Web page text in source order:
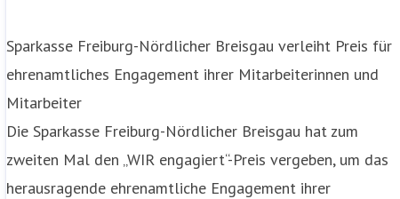
Sparkasse Freiburg-Nördlicher Breisgau verleiht Preis für
ehrenamtliches Engagement ihrer Mitarbeiterinnen und
Mitarbeiter
Die Sparkasse Freiburg-Nördlicher Breisgau hat zum
zweiten Mal den „WIR engagiert“-Preis vergeben, um das
herausragende ehrenamtliche Engagement ihrer